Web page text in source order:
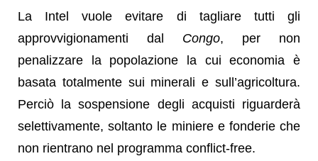
La Intel vuole evitare di tagliare tutti gli
approvvigionamenti dal Congo, per non
penalizzare la popolazione la cui economia è
basata totalmente sui minerali e sull’agricoltura.
Perciò la sospensione degli acquisti riguarderà
selettivamente, soltanto le miniere e fonderie che
non rientrano nel programma conflict-free.